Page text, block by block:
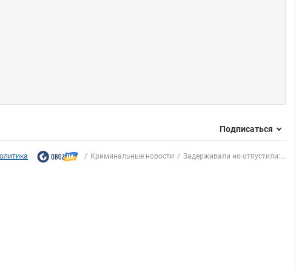
Подписаться
Криминальные новости Задерживали но отпустили:...